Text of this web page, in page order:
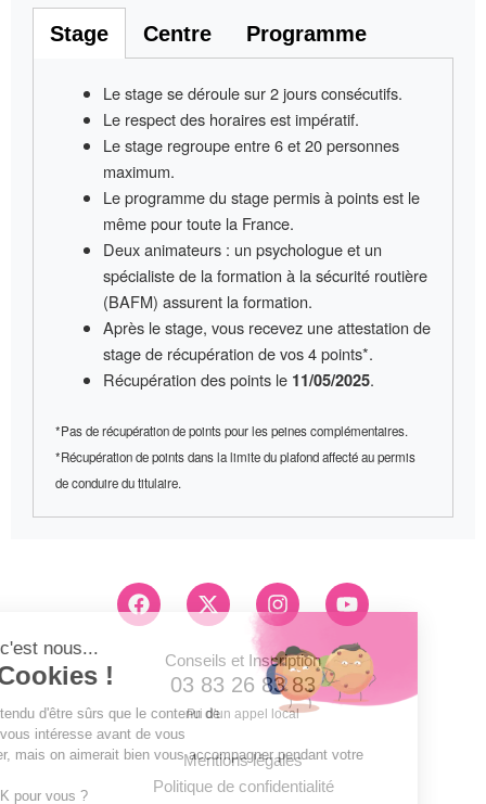
Stage Centre Programme
Le stage se déroule sur2 jours consécutifs.
Le respect des horaires est impératif.
Le stage regroupe entre6 et 20 personnes
maximum.
Le programme du stage permis à pointsest le
même pour toute la France.
Deux animateurs: un psychologue et un
spécialiste de la formation à la sécurité routière
(BAFM) assurent la formation.
Après le stage, vous recevez uneattestation de
stagede récupération de vos 4 points*.
Récupération des points le 11/05/2025.
*Pas de récupération de points pour les peines complémentaires.
*Récupération de points dans la limite du plafond affecté au permis
de conduire du titulaire.
F
a
o
k
X
-
w
i
t
r
I
n
t
a
g
r
m
Y
o
t
u
b
Conseils et Inscription
03 83 26 83 83
Pri d'un appel local
Mentions légales
Politique de confidentialité